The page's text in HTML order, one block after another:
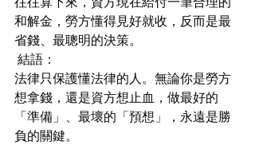
和解金，勞方懂得見好就收，反而是最
省錢、最聰明的決策。
結語：
法律只保護懂法律的人。無論你是勞方
想拿錢，還是資方想止血，做最好的
「準備」、最壞的「預想」，永遠是勝
負的關鍵。